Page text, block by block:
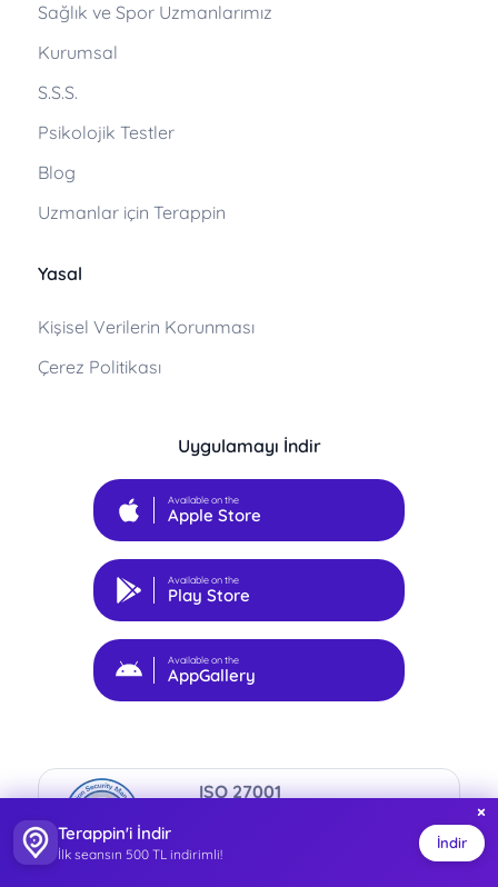
Sağlık ve Spor Uzmanlarımız
Kurumsal
S.S.S.
Psikolojik Testler
Blog
Uzmanlar için Terappin
Yasal
Kişisel Verilerin Korunması
Çerez Politikası
Uygulamayı İndir
Available on the
Apple Store
Available on the
Play Store
Available on the
AppGallery
ISO 27001
×
Terappin'i İndir
İlk seansın 500 TL indirimli!
İndir